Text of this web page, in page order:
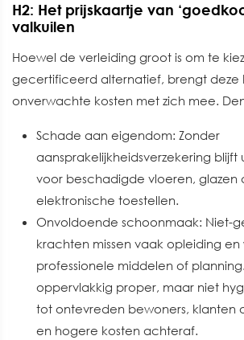
H2: Het prijskaartje van
valkuilen
Hoewel de verleiding groot is om te
gecertificeerd alternatief, brengt deze
onverwachte kosten met zich mee.
Schade aan eigendom: Zonder
aansprakelijkheidsverzekering blijft
voor beschadigde vloeren, glazen
elektronische toestellen.
Onvoldoende schoonmaak: Niet-
krachten missen vaak opleiding
professionele middelen of
oppervlakkig proper, maar niet
tot ontevreden bewoners, klanten
en hogere kosten achteraf.